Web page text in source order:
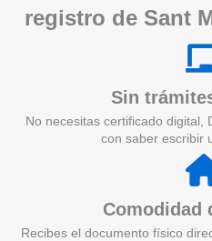
registro de Sant
Sin
No necesitas certificado digital,
con saber escribir
Comodidad
Recibes el documento físico